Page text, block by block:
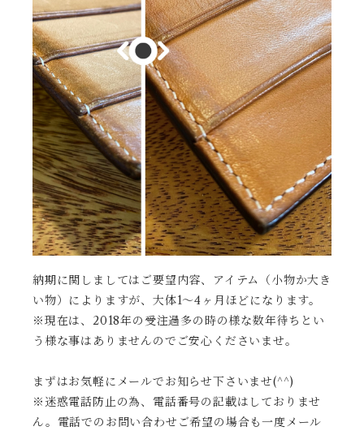
納期に関しましてはご要望内容、アイテム（小物か大き
い物）によりますが、大体1〜4ヶ月ほどになります。
※現在は、2018年の受注過多の時の様な数年待ちとい
う様な事はありませんのでご安心くださいませ。
まずはお気軽にメールでお知らせ下さいませ(^^)
※迷惑電話防止の為、電話番号の記載はしておりませ
ん。電話でのお問い合わせご希望の場合も一度メール